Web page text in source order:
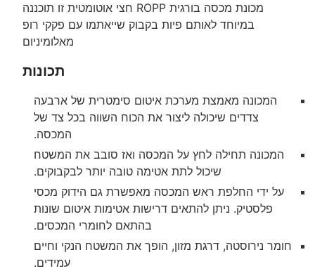
מכונת מכסה בורגית ROPP חצי אוטומטית זו תוכננה
במיוחד לאותם פיות בקבוק שייאתמו עם פקקי רופ
מאלומיניום
תכונות
המכונה מאמצת מערכת איטום סימטרית של ארבעה
צדדים שיכולה ליצור את הכוח השווה בכל צד של
המכסה.
המכונה תחילה לחץ על המכסה ואז סובב את המשטח
שיכול לתת אטימה טובה יותר לבקבוקים.
על ידי החלפת ראש המכסה מאפשרת גם הידוק מכסי
פלסטיק. ניתן להתאים דרישות אטימות איטום שונות
בהתאם לחומרי המכסים.
חומר נירוסטה, דרגת מזון, הופך את המשטח הנקי וחיים
עמידים.